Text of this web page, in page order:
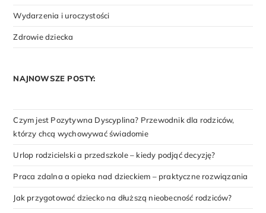
Wydarzenia i uroczystości
Zdrowie dziecka
NAJNOWSZE POSTY:
Czym jest Pozytywna Dyscyplina? Przewodnik dla rodziców,
którzy chcą wychowywać świadomie
Urlop rodzicielski a przedszkole – kiedy podjąć decyzję?
Praca zdalna a opieka nad dzieckiem – praktyczne rozwiązania
Jak przygotować dziecko na dłuższą nieobecność rodziców?